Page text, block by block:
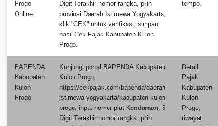
Progo
Online
Digit Terakhir nomor rangka, pilih
provinsi Daerah Istimewa Yogyakarta,
klik "CEK" untuk verifikasi, simpan
hasil Cek Pajak Kabupaten Kulon
Progo.
tempo.
BAPENDA
Kabupaten
Kulon
Progo
Kunjungi portal BAPENDA Kabupaten
Kulon Progo,
https://cekpajak.com/bapenda/daerah-
istimewa-yogyakarta/kabupaten-kulon-
progo, input nomor plat Kendaraan, 5
Digit Terakhir nomor rangka, pilih
Detail
Pajak
Kabupaten
Kulon
Progo,
riwayat,